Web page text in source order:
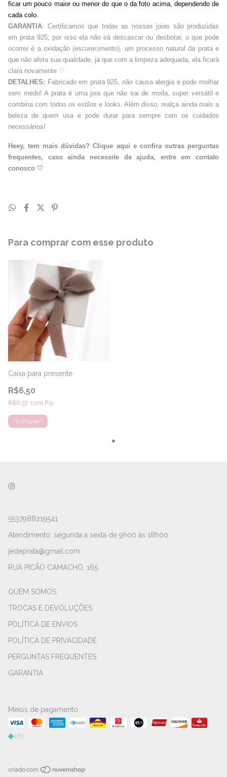
ficar um pouco maior ou menor do que o da foto acima, dependendo de
cada colo.
GARANTIA: Certificamos que todas as nossas joias são produzidas
em prata 925, por isso ela não irá descascar ou desbotar, o que pode
ocorrer é a oxidação (escurecimento), um processo natural da prata e
que não afeta sua qualidade, já que com a limpeza adequada, ela ficará
clara novamente ♡
DETALHES: Fabricado em prata 925, não causa alergia e pode molhar
sem medo! A prata é uma joia que não sai de moda, super versátil e
combina com todos os estilos e looks. Além disso, realça ainda mais a
beleza de quem usa e pode durar para sempre com os cuidados
necessários!
Heey, tem mais dúvidas? Clique aqui e confira outras perguntas
frequentes, caso ainda necessite de ajuda, entre em contato
conosco ♡
Para comprar com esse produto
Caixa para presente
R$6,50
R$6,37 com Pix
5537988219541
Atendimento: segunda a sexta de 9h00 às 18h00
jedeprata@gmail.com
RUA PICÃO CAMACHO, 165
QUEM SOMOS
TROCAS E DEVOLUÇÕES
POLÍTICA DE ENVIOS
POLÍTICA DE PRIVACIDADE
PERGUNTAS FREQUENTES
GARANTIA
Meios de pagamento